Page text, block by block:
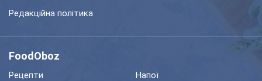
Редакційна політика
FoodOboz
Рецепти
Напої